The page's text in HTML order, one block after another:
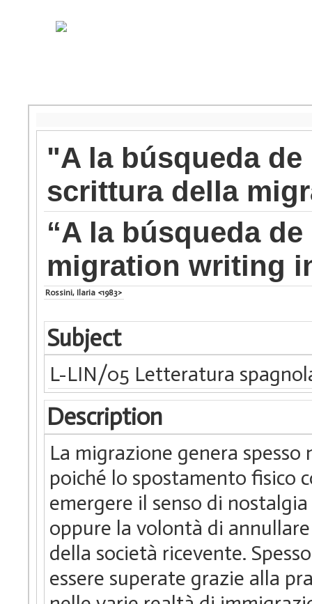
"A la búsqueda
scrittura della
“A la búsqueda
migration writing
Rossini, Ilaria <1983>
Subject
L-LIN/05 Letteratura
Description
La migrazione genera
poiché lo spostamento fisico
emergere il senso di
oppure la volontà di
della società ricevente.
essere superate grazie alla